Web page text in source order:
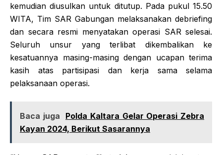
kemudian diusulkan untuk ditutup. Pada pukul 15.50
WITA, Tim SAR Gabungan melaksanakan debriefing
dan secara resmi menyatakan operasi SAR selesai.
Seluruh unsur yang terlibat dikembalikan ke
kesatuannya masing-masing dengan ucapan terima
kasih atas partisipasi dan kerja sama selama
pelaksanaan operasi.
Baca juga
Polda Kaltara Gelar Operasi Zebra
Kayan 2024, Berikut Sasarannya